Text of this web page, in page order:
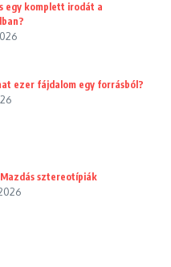
egy komplett irodát a
ezer fájdalom egy forrásból?
sztereotípiák